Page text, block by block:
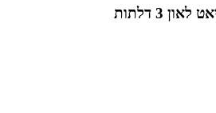
לאון 3 דלתות